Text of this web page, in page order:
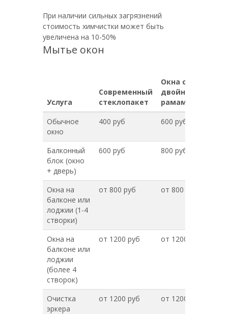
При наличии сильных загрязнений
стоимость химчистки может быть
увеличена на 10-50%
Мытье окон
Услуга
Современный
стеклопакет
Окна с
двойными
рамами
Обычное
окно
400 руб 600 руб
Балконный
блок (окно
+ дверь)
600 руб 800 руб
Окна на
балконе или
лоджии (1-4
створки)
от 800 руб от 800 руб
Окна на
балконе или
лоджии
(более 4
створок)
от 1200 руб от 1200 руб
Очистка
эркера
от 1200 руб от 1200 руб